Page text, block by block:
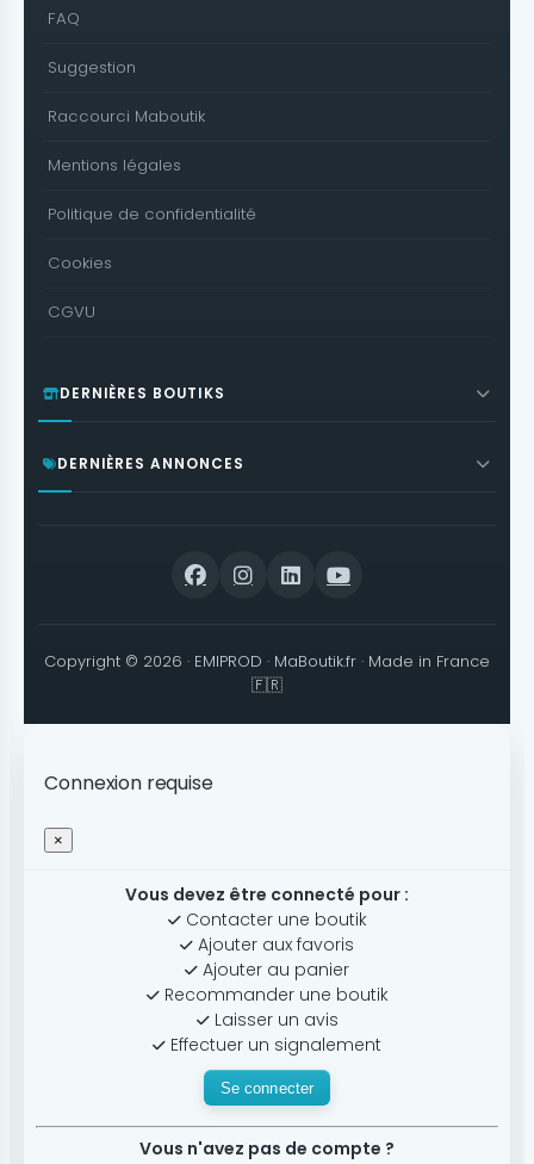
FAQ
Suggestion
Raccourci Maboutik
Mentions légales
Politique de confidentialité
Cookies
CGVU
DERNIÈRES BOUTIKS
DERNIÈRES ANNONCES
Copyright © 2026 · EMIPROD · MaBoutik.fr · Made in France
🇫🇷
Connexion requise
×
Vous devez être connecté pour :
Contacter une boutik
Ajouter aux favoris
Ajouter au panier
Recommander une boutik
Laisser un avis
Effectuer un signalement
Se connecter
Vous n'avez pas de compte ?